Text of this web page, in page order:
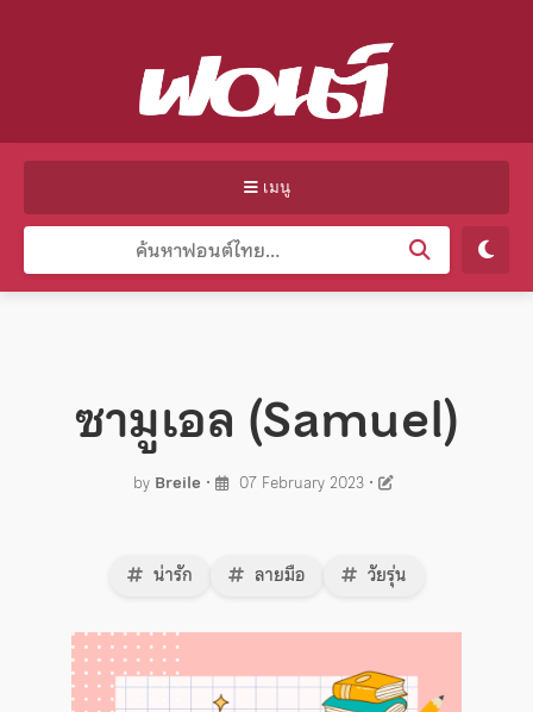
เมนู
ซามูเอล (Samuel)
by Breile • 07 February 2023 •
น่ารัก ลายมือ วัยรุ่น